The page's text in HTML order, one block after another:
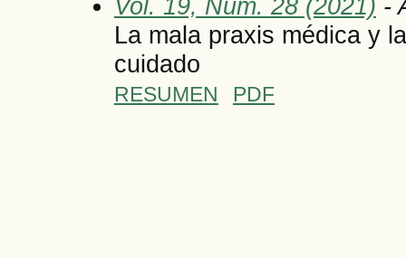
Vol. 19, Núm. 28 (2021) -
La mala praxis médica y
cuidado
RESUMEN PDF